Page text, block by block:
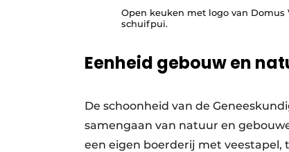
Open keuken met logo van Domus
schuifpui.
Eenheid gebouw en
De schoonheid van de
samengaan van natuur en
een eigen boerderij met